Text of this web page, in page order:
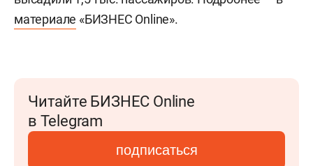
материале «БИЗНЕС Online».
Читайте БИЗНЕС Online
в Telegram
подписаться